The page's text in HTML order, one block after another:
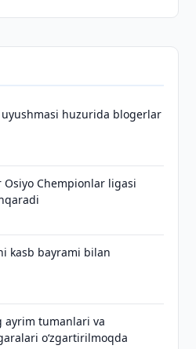
uyushmasi huzurida blogerlar
Osiyo Chempionlar ligasi
kasb bayrami bilan
ayrim tumanlari va
oʻzgartirilmoqda